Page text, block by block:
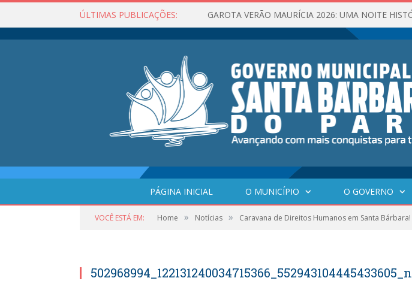
ÚLTIMAS PUBLICAÇÕES:
PÁGINA INICIAL O MUNICÍPIO O GOVERNO
VOCÊ ESTÁ EM: Home » Notícias » Caravana de Direitos Humanos em Santa Bárbara!
502968994_122131240034715366_552943104445433605_n